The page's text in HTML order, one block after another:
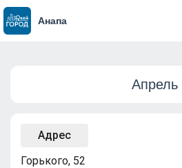
Анапа
Апрель
Адрес
Горького, 52